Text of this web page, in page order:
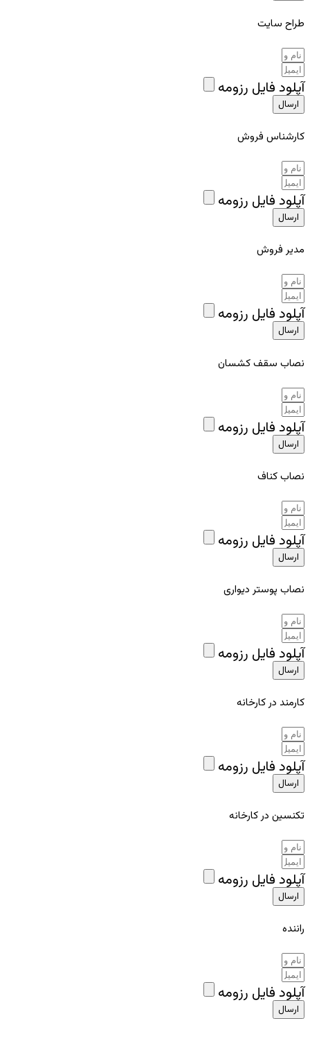
طراح سایت
آپلود فایل رزومه
ارسال
کارشناس فروش
آپلود فایل رزومه
ارسال
مدیر فروش
آپلود فایل رزومه
ارسال
نصاب سقف کشسان
آپلود فایل رزومه
ارسال
نصاب کناف
آپلود فایل رزومه
ارسال
نصاب پوستر دیواری
آپلود فایل رزومه
ارسال
کارمند در کارخانه
آپلود فایل رزومه
ارسال
تکنسین در کارخانه
آپلود فایل رزومه
ارسال
راننده
آپلود فایل رزومه
ارسال